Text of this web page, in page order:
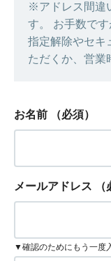
※アドレス間違
す。 お手数で
指定解除やセキ
ただくか、営業
お名前 （必須）
メールアドレス （
▼確認のためにもう一度